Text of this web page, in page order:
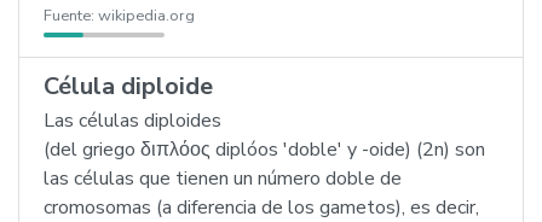
Fuente: wikipedia.org
Célula diploide
Las células diploides
(del griego διπλόος diplóos 'doble' y -oide) (2n) son
las células que tienen un número doble de
cromosomas (a diferencia de los gametos), es decir,